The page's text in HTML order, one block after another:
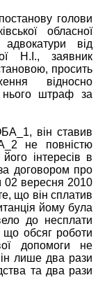
голови
обласної
адвокатури від
Н.І., заявник
просить
відносно
штраф за
він ставив
не повністю
інтересів в
за договором про
02 вересня 2010
що він сплатив
йому була
до несплати
що обсяг роботи
допомоги не
лише два рази
та два рази